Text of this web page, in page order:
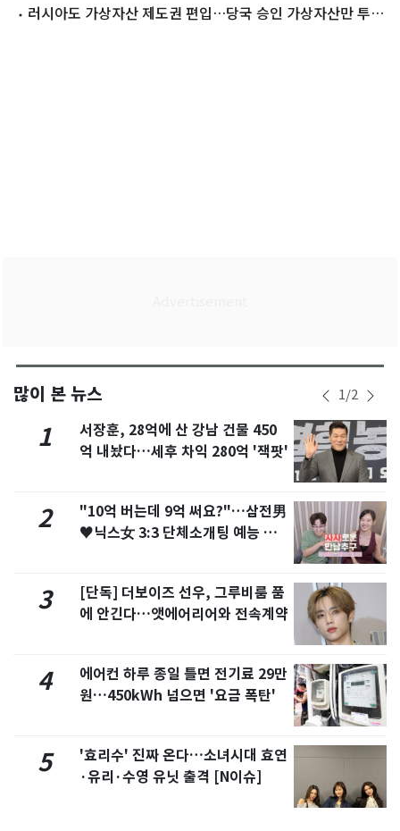
딜러 등록 완료
러시아도 가상자산 제도권 편입…당국 승인 가상자산만 투자
많이 본 뉴스 1/2
1
서장훈, 28억에 산 강남 건물 450
억 내놨다…세후 차익 280억 '잭팟'
2
"10억 버는데 9억 써요?"…삼전男
♥닉스女 3:3 단체소개팅 예능 화
3
[단독] 더보이즈 선우, 그루비룸 품
에 안긴다…앳에어리어와 전속계약
4
에어컨 하루 종일 틀면 전기료 29만
원…450kWh 넘으면 '요금 폭탄'
5
'효리수' 진짜 온다…소녀시대 효연
·유리·수영 유닛 출격 [N이슈]